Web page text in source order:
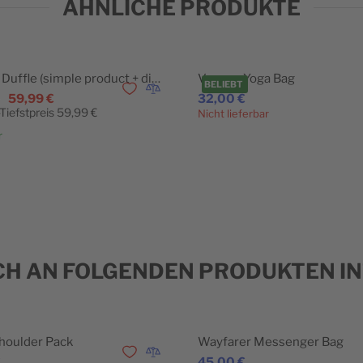
ÄHNLICHE PRODUKTE
59,99 €
59,99 €
Impulse Duffle (simple product + discount)
Zur Wunschliste hinzufügen
Zur Vergleichsliste hinzufügen
BELIEBT
32,00 €
Voyage Yoga Bag
Nicht lieferbar
AN FOLGENDEN PRODUKTEN
Pack
Zur Wunschliste hinzufügen
Zur Vergleichsliste hinzufügen
Wayfarer Messenger Bag